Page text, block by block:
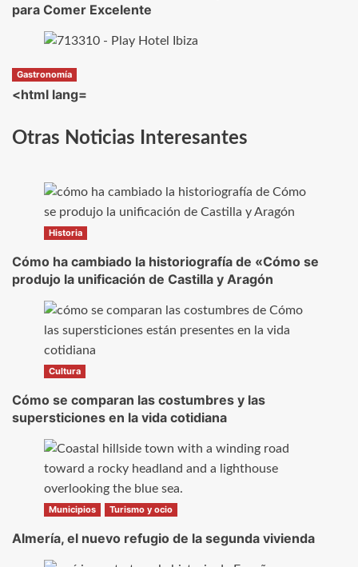
para Comer Excelente
Gastronomía
<html lang=
Otras Noticias Interesantes
Historia
Cómo ha cambiado la historiografía de «Cómo se
produjo la unificación de Castilla y Aragón
Cultura
Cómo se comparan las costumbres y las
supersticiones en la vida cotidiana
Municipios Turismo y ocio
Almería, el nuevo refugio de la segunda vivienda